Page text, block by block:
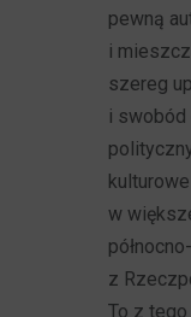
pewną
i
szereg
i swobód
w
z
To z